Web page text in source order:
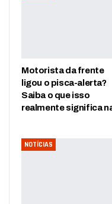
Motorista da frente
ligou o pisca-alerta?
Saiba o que isso
realmente significa
NOTÍCIAS